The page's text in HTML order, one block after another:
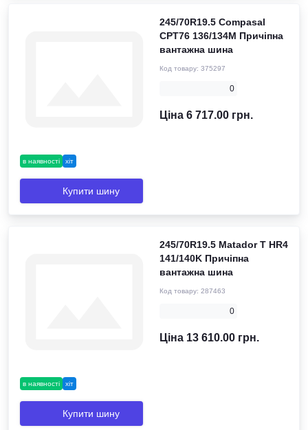
в наявності хіт
245/70R19.5 Compasal
CPT76 136/134M Причіпна
вантажна шина
Код товару: 375297
0
Ціна 6 717.00 грн.
Купити шину
в наявності хіт
245/70R19.5 Matador T HR4
141/140K Причіпна
вантажна шина
Код товару: 287463
0
Ціна 13 610.00 грн.
Купити шину